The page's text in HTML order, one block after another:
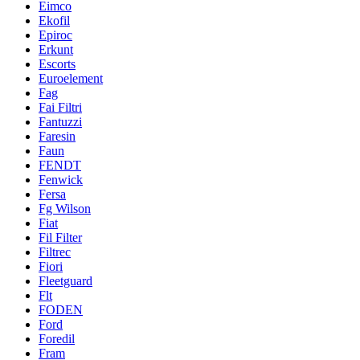
Eimco
Ekofil
Epiroc
Erkunt
Escorts
Euroelement
Fag
Fai Filtri
Fantuzzi
Faresin
Faun
FENDT
Fenwick
Fersa
Fg Wilson
Fiat
Fil Filter
Filtrec
Fiori
Fleetguard
Flt
FODEN
Ford
Foredil
Fram